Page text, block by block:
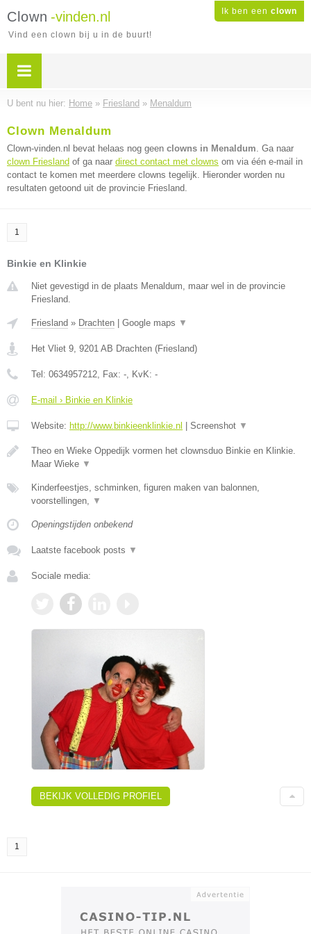
Ik ben een clown
Clown -vinden.nl
Vind een clown bij u in de buurt!
U bent nu hier: Home » Friesland » Menaldum
Clown Menaldum
Clown-vinden.nl bevat helaas nog geen clowns in Menaldum. Ga naar
clown Friesland of ga naar direct contact met clowns om via één e-mail in
contact te komen met meerdere clowns tegelijk. Hieronder worden nu
resultaten getoond uit de provincie Friesland.
1
Binkie en Klinkie
Niet gevestigd in de plaats Menaldum, maar wel in de provincie
Friesland.
Friesland » Drachten Google maps ▼
Het Vliet 9, 9201 AB Drachten (Friesland)
Tel: 0634957212, Fax: -, KvK: -
E-mail › Binkie en Klinkie
Website: http://www.binkieenklinkie.nl Screenshot ▼
Theo en Wieke Oppedijk vormen het clownsduo Binkie en Klinkie.
Maar Wieke ▼
Kinderfeestjes, schminken, figuren maken van balonnen,
voorstellingen, ▼
Openingstijden onbekend
Laatste facebook posts ▼
Sociale media:
BEKIJK VOLLEDIG PROFIEL
1